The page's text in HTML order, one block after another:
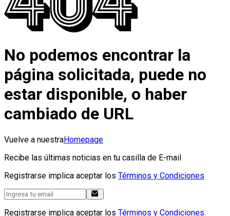
No podemos encontrar la
página solicitada, puede no
estar disponible, o haber
cambiado de URL
Vuelve a nuestraHomepage
Recibe las últimas noticias en tu casilla de E-mail
Registrarse implica aceptar los Términos y Condiciones
Registrarse implica aceptar los Términos y Condiciones